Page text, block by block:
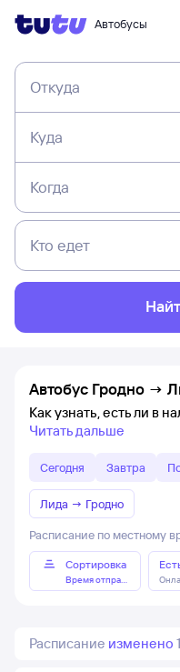
Автобусы
Откуда
Куда
Когда
Кто едет
Автобус Гродно →
Как узнать, есть ли в
Читать дальше
Сегодня Завтра
Лида → Гродно
Расписание по местному
Сортировка
Время отправления
Расписание изменено